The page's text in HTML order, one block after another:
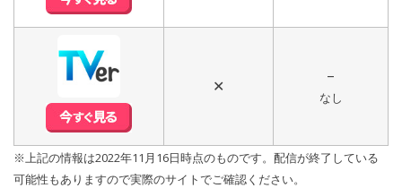
✕
–
なし
※上記の情報は2022年11月16日時点のものです。配信が終了している
可能性もありますので実際のサイトでご確認ください。